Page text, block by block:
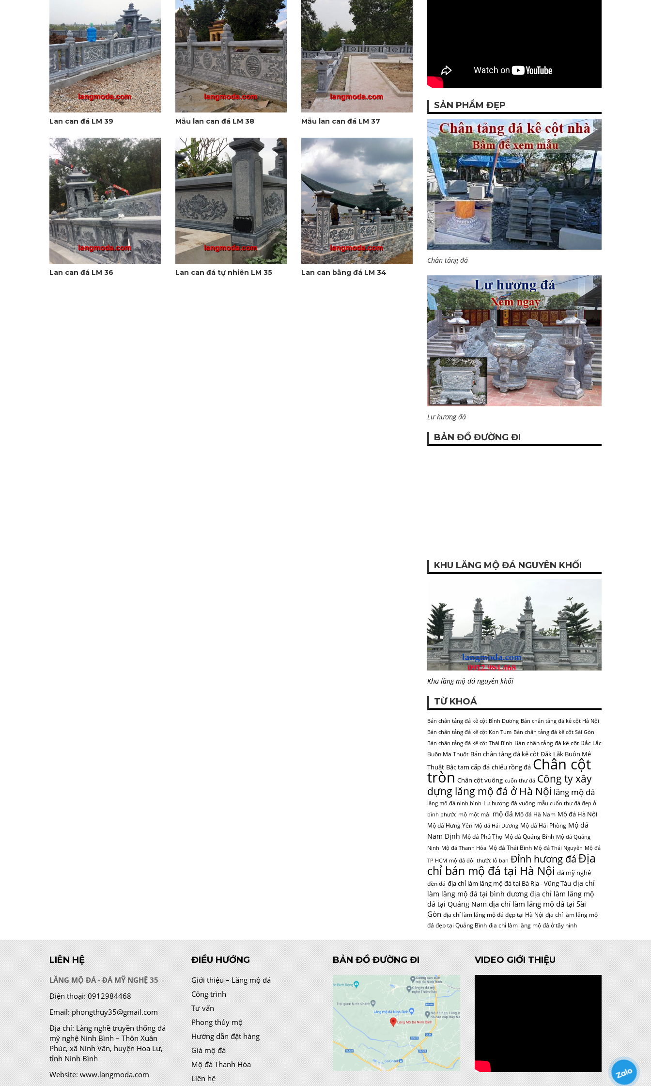
Lan can đá LM 39 Mẫu lan can đá LM 38 Mẫu lan can đá LM 37
Lan can đá LM 36 Lan can đá tự nhiên LM 35 Lan can bằng đá LM 34
SẢN PHẨM ĐẸP
Chân tảng đá
Lư hương đá
BẢN ĐỒ ĐƯỜNG ĐI
KHU LĂNG MỘ ĐÁ NGUYÊN KHỐI
Khu lăng mộ đá nguyên khối
TỪ KHOÁ
Bán chân tảng đá kê cột Bình Dương Bán chân tảng đá kê cột Hà Nội
Bán chân tảng đá kê cột Kon Tum Bán chân tảng đá kê cột Sài Gòn
Bán chân tảng đá kê cột Thái Bình Bán chân tảng đá kê cột Đắc Lắc
Buôn Ma Thuột Bán chân tảng đá kê cột Đắk Lắk Buôn Mê
Thuật Bậc tam cấp đá chiếu rồng đá Chân cột
tròn Chân cột vuông cuốn thư đá Công ty xây
dựng lăng mộ đá ở Hà Nội lăng mộ đá
lăng mộ đá ninh bình Lư hương đá vuông mẫu cuốn thư đá đẹp ở
bình phước mộ một mái mộ đá Mộ đá Hà Nam Mộ đá Hà Nội
Mộ đá Hưng Yên Mộ đá Hải Dương Mộ đá Hải Phòng Mộ đá
Nam Định Mộ đá Phú Thọ Mộ đá Quảng Bình Mộ đá Quảng
Ninh Mộ đá Thanh Hóa Mộ đá Thái Bình Mộ đá Thái Nguyên Mộ đá
TP HCM mộ đá đôi thước lỗ ban Đỉnh hương đáĐịa
chỉ bán mộ đá tại Hà Nội đá mỹ nghệ
đèn đá địa chỉ làm lăng mộ đá tại Bà Rịa - Vũng Tàu địa chỉ
làm lăng mộ đá tại bình dương địa chỉ làm lăng mộ
đá tại Quảng Nam địa chỉ làm lăng mộ đá tại Sài
Gòn địa chỉ làm lăng mộ đá đẹp tại Hà Nội địa chỉ làm lăng mộ
đá đẹp tại Quảng Bình địa chỉ làm lăng mộ đá ở tây ninh
LIÊN HỆ
LĂNG MỘ ĐÁ - ĐÁ MỸ NGHỆ 35
Điện thoại: 0912984468
Email: phongthuy35@gmail.com
Địa chỉ:Làng nghề truyền thống đá
mỹ nghệ Ninh Bình – Thôn Xuân
Phúc, xã Ninh Vân, huyện Hoa Lư,
tỉnh Ninh Bình
Website: www.langmoda.com
ĐIỀU HƯỚNG
Giới thiệu – Lăng mộ đá
Công trình
Tư vấn
Phong thủy mộ
Hướng dẫn đặt hàng
Giá mộ đá
Mộ đá Thanh Hóa
Liên hệ
BẢN ĐỒ ĐƯỜNG ĐI VIDEO GIỚI THIỆU